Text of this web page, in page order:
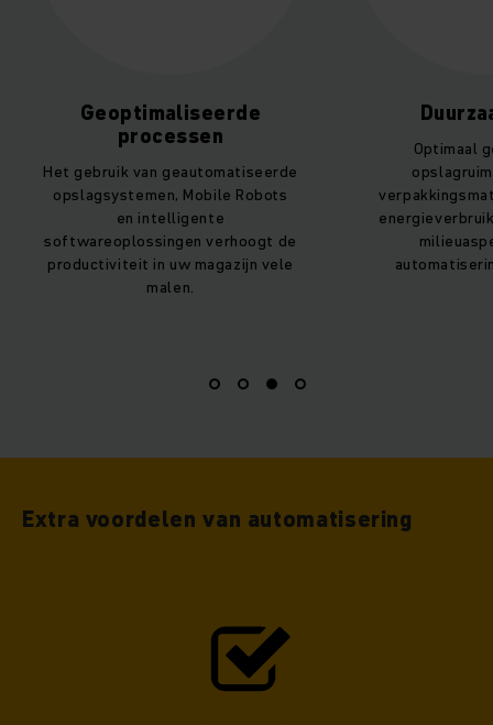
Geoptimaliseerde
processen
Het gebruik van geautomatiseerde
opslagsystemen, Mobile Robots
en intelligente
softwareoplossingen verhoogt de
productiviteit in uw magazijn vele
malen.
Optimaal
energieverbruik
Extra voordelen van automatisering